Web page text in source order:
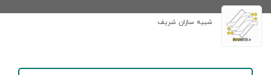
شبیه سازان شریف